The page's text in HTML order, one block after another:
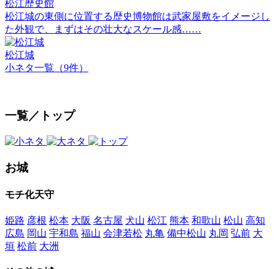
松江歴史館
松江城の東側に位置する歴史博物館は武家屋敷をイメージし
た外観で、まずはその壮大なスケール感……
松江城
小ネタ一覧（9件）
一覧／トップ
お城
モチ化天守
姫路 彦根 松本 大阪 名古屋 犬山 松江 熊本 和歌山 松山 高知
広島 岡山 宇和島 福山 会津若松 丸亀 備中松山 丸岡 弘前 大
垣 松前 大洲